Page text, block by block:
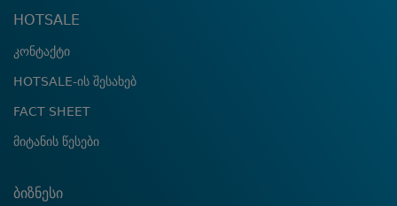
HOTSALE
კონტაქტი
HOTSALE-ის შესახებ
FACT SHEET
მიტანის წესები
ბიზნესი